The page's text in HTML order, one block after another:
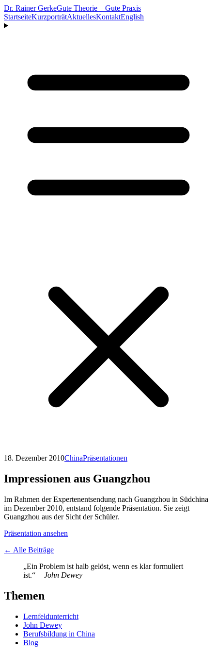
Dr. Rainer GerkeGute Theorie – Gute Praxis
StartseiteKurzporträtAktuellesKontaktEnglish
18. Dezember 2010ChinaPräsentationen
Impressionen aus Guangzhou
Im Rahmen der Expertenentsendung nach Guangzhou in Südchina
im Dezember 2010, entstand folgende Präsentation. Sie zeigt
Guangzhou aus der Sicht der Schüler.
Präsentation ansehen
← Alle Beiträge
„Ein Problem ist halb gelöst, wenn es klar formuliert
ist.“— John Dewey
Themen
Lernfeldunterricht
John Dewey
Berufsbildung in China
Blog